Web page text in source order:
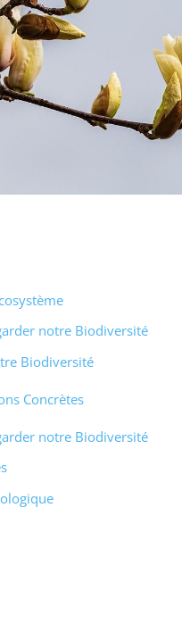
notre Biodiversité
Biodiversité
Concrètes
notre Biodiversité